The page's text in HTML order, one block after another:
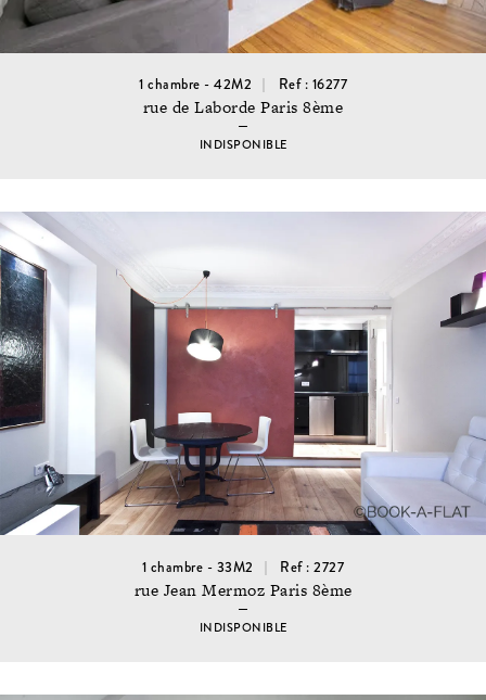
1 chambre - 42M2 Ref : 16277
rue de Laborde Paris 8ème
INDISPONIBLE
1 chambre - 33M2 Ref : 2727
rue Jean Mermoz Paris 8ème
INDISPONIBLE